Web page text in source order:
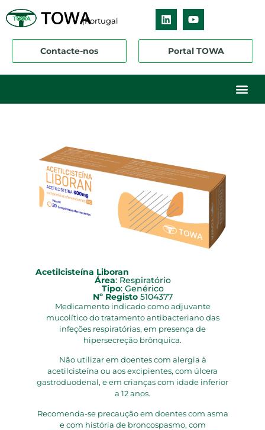
|Portugal
Contacte-nos Portal TOWA
Acetilcisteína Liboran
Área: Respiratório
Tipo: Genérico
Nº Registo5104377
Medicamento indicado como adjuvante
mucolítico do tratamento antibacteriano das
infeções respiratórias, em presença de
hipersecreção brônquica.
Não utilizar em doentes com alergia à
acetilcisteína ou aos excipientes, com úlcera
gastroduodenal, e em crianças com idade inferior
a 12 anos.
Recomenda-se precaução em doentes com asma
e com história de broncospasmo, com